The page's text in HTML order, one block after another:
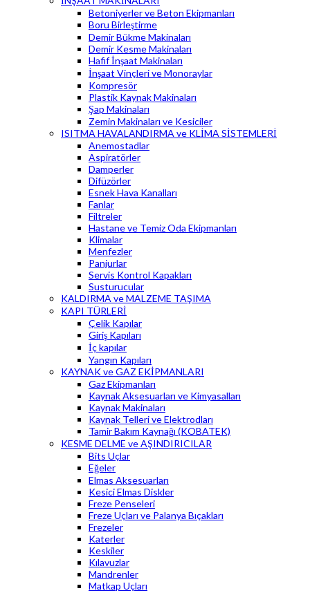
Betoniyerler ve Beton Ekipmanları
Boru Birleştirme
Demir Bükme Makinaları
Demir Kesme Makinaları
Hafif İnşaat Makinaları
İnşaat Vinçleri ve Monoraylar
Kompresör
Plastik Kaynak Makinaları
Şap Makinaları
Zemin Makinaları ve Kesiciler
ISITMA HAVALANDIRMA ve KLİMA SİSTEMLERİ
Anemostadlar
Aspiratörler
Damperler
Difüzörler
Esnek Hava Kanalları
Fanlar
Filtreler
Hastane ve Temiz Oda Ekipmanları
Klimalar
Menfezler
Panjurlar
Servis Kontrol Kapakları
Susturucular
KALDIRMA ve MALZEME TAŞIMA
KAPI TÜRLERİ
Çelik Kapılar
Giriş Kapıları
İç kapılar
Yangın Kapıları
KAYNAK ve GAZ EKİPMANLARI
Gaz Ekipmanları
Kaynak Aksesuarları ve Kimyasalları
Kaynak Makinaları
Kaynak Telleri ve Elektrodları
Tamir Bakım Kaynağı (KOBATEK)
KESME DELME ve AŞINDIRICILAR
Bits Uçlar
Eğeler
Elmas Aksesuarları
Kesici Elmas Diskler
Freze Penseleri
Freze Uçları ve Palanya Bıçakları
Frezeler
Katerler
Keskiler
Kılavuzlar
Mandrenler
Matkap Uçları